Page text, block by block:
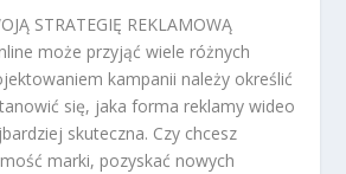
STRATEGIĘ REKLAMOWĄ
może przyjąć wiele różnych
kampanii należy określić
się, jaka forma reklamy wideo
skuteczna. Czy chcesz
marki, pozyskać nowych